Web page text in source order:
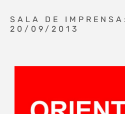
SALA DE
20/09/2013